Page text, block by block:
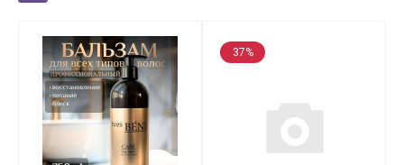
37%